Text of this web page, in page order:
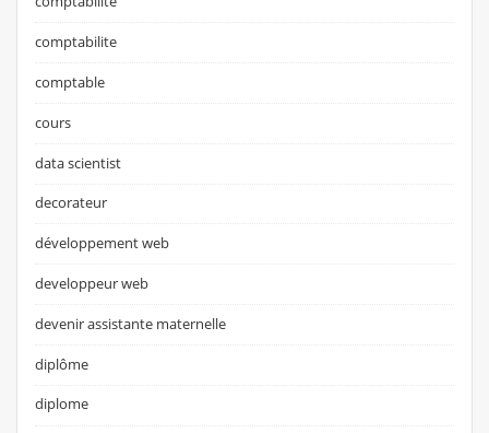
comptabilite
comptable
cours
data scientist
decorateur
développement web
developpeur web
devenir assistante maternelle
diplôme
diplome